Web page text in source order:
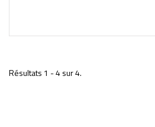
Résultats 1 - 4 sur 4.